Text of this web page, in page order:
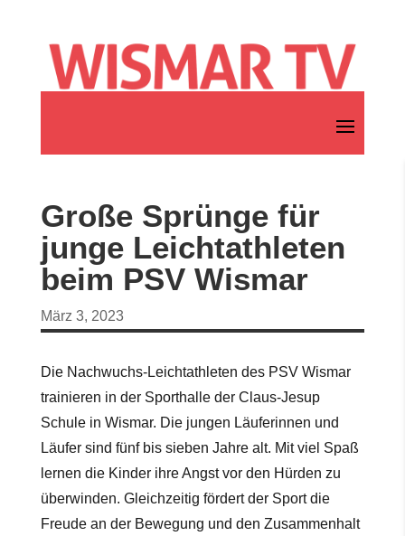
Große Sprünge für
junge Leichtathleten
beim PSV Wismar
März 3, 2023
Die Nachwuchs-Leichtathleten des PSV Wismar
trainieren in der Sporthalle der Claus-Jesup
Schule in Wismar. Die jungen Läuferinnen und
Läufer sind fünf bis sieben Jahre alt. Mit viel Spaß
lernen die Kinder ihre Angst vor den Hürden zu
überwinden. Gleichzeitig fördert der Sport die
Freude an der Bewegung und den Zusammenhalt